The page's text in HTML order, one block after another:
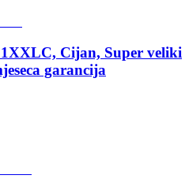
Cijan, Super veliki
garancija